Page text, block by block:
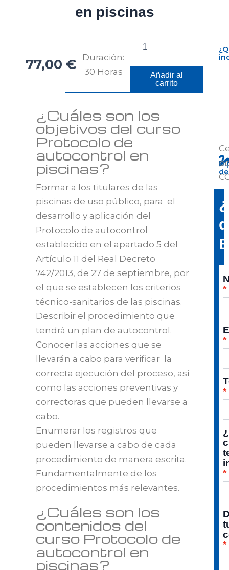
en piscinas
77,00 €
Duración:
30 Horas
piscinas
cantidad
Añadir al
carrito
¿Cuáles son los
objetivos del curso
Protocolo de
autocontrol en
piscinas?
Formar a los titulares de las
piscinas de uso público, para el
desarrollo y aplicación del
Protocolo de autocontrol
establecido en el apartado 5 del
Artículo 11 del Real Decreto
742/2013, de 27 de septiembre, por
el que se establecen los criterios
técnico-sanitarios de las piscinas.
Describir el procedimiento que
tendrá un plan de autocontrol.
Conocer las acciones que se
llevarán a cabo para verificar la
correcta ejecución del proceso, así
como las acciones preventivas y
correctoras que pueden llevarse a
cabo.
Enumerar los registros que
pueden llevarse a cabo de cada
procedimiento de manera escrita.
Fundamentalmente de los
procedimientos más relevantes.
¿Cuáles son los
contenidos del
curso Protocolo de
autocontrol en
piscinas?